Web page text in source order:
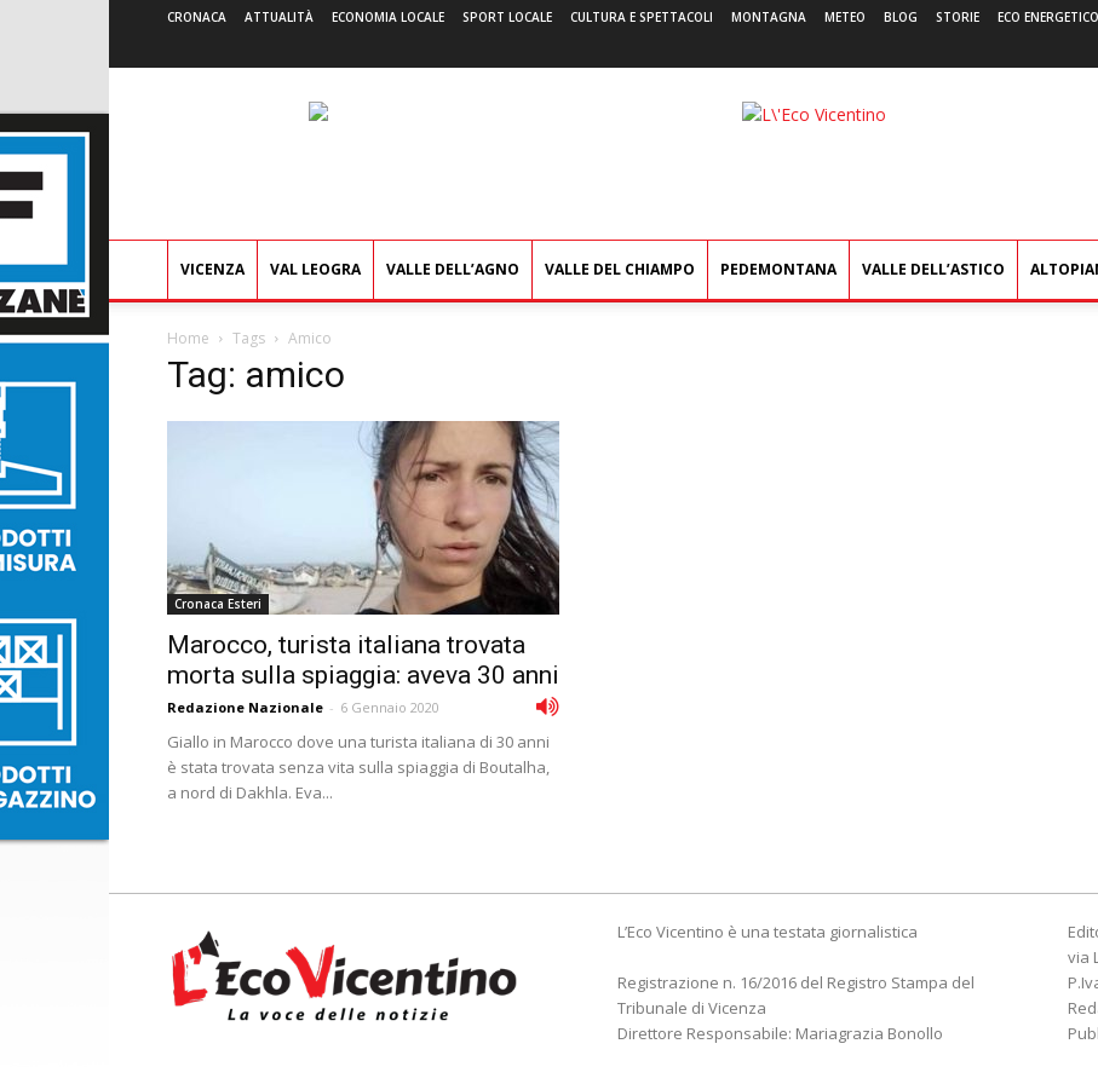
CRONACA ATTUALITÀ ECONOMIA LOCALE SPORT LOCALE CULTURA E SPETTACOLI MONTAGNA METEO BLOG STORIE ECO ENERGETICO
L'Eco
VICENZA VAL LEOGRA VALLE DELL’AGNO VALLE DEL CHIAMPO PEDEMONTANA VALLE DELL’ASTICO
Home Tags Amico
Tag: amico
Cronaca Esteri
Marocco, turista italiana trovata
morta sulla spiaggia: aveva 30 anni
Redazione Nazionale - 6 Gennaio 2020
Giallo in Marocco dove una turista italiana di 30 anni
è stata trovata senza vita sulla spiaggia di Boutalha,
a nord di Dakhla. Eva...
L’Eco Vicentino è una testata giornalistica
Registrazione n. 16/2016 del Registro Stampa del
Tribunale di Vicenza
Direttore Responsabile: Mariagrazia Bonollo
via